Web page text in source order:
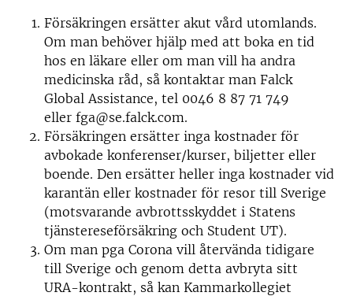
Försäkringen ersätter akut vård utomlands.
Om man behöver hjälp med att boka en tid
hos en läkare eller om man vill ha andra
medicinska råd, så kontaktar man Falck
Global Assistance, tel 0046 8 87 71 749
eller fga@se.falck.com.
Försäkringen ersätter inga kostnader för
avbokade konferenser/kurser, biljetter eller
boende. Den ersätter heller inga kostnader vid
karantän eller kostnader för resor till Sverige
(motsvarande avbrottsskyddet i Statens
tjänstereseförsäkring och Student UT).
Om man pga Corona vill återvända tidigare
till Sverige och genom detta avbryta sitt
URA-kontrakt, så kan Kammarkollegiet